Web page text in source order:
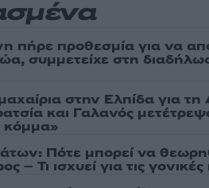
πήρε προθεσμία για να
συμμετείχε στη
στην Ελπίδα για τη
και Γαλανός
κόμμα»
Πότε μπορεί να
– Τι ισχυεί για τις